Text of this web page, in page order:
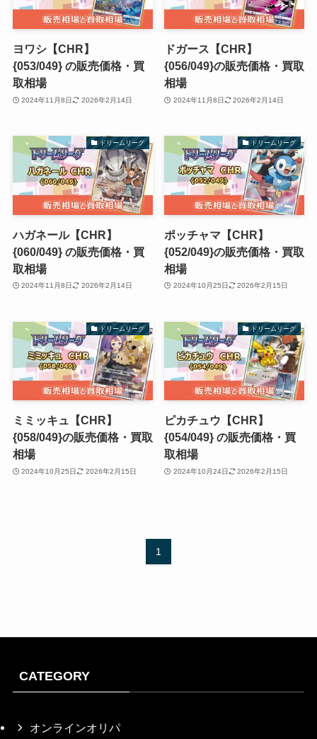
ヨワシ【CHR】
{053/049} の販売価格・買
取相場
2024年11月8日 2026年2月14日
ドガース【CHR】
{056/049}の販売価格・買取
相場
2024年11月8日 2026年2月14日
ドリームリーグ
ハガネール【CHR】
{060/049} の販売価格・買
取相場
2024年11月8日 2026年2月14日
ドリームリーグ
ポッチャマ【CHR】
{052/049}の販売価格・買取
相場
2024年10月25日 2026年2月15日
ドリームリーグ
ミミッキュ【CHR】
{058/049}の販売価格・買取
相場
2024年10月25日 2026年2月15日
ドリームリーグ
ピカチュウ【CHR】
{054/049} の販売価格・買
取相場
2024年10月24日 2026年2月15日
1
CATEGORY
オンラインオリパ